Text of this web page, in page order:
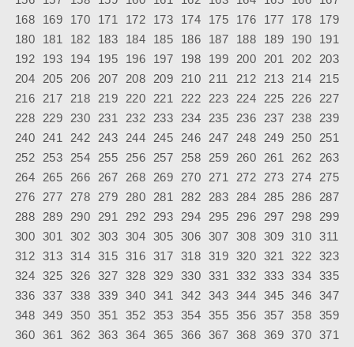
168
169 170 171 172 173 174 175 176 177 178
179
180
181 182 183 184 185 186 187 188 189 190
191
192
193 194 195 196 197 198 199 200 201 202
203
204
205 206 207 208 209 210 211 212 213 214
215
216
217 218 219 220 221 222 223 224 225 226
227
228
229 230 231 232 233 234 235 236 237 238
239
240
241 242 243 244 245 246 247 248 249 250
251
252
253 254 255 256 257 258 259 260 261 262
263
264
265 266 267 268 269 270 271 272 273 274
275
276
277 278 279 280 281 282 283 284 285 286
287
288
289 290 291 292 293 294 295 296 297 298
299
300 301 302 303 304 305 306 307 308 309 310
311
312 313 314 315 316 317 318 319 320 321 322 323
324 325 326 327 328 329 330 331 332 333 334 335
336 337 338 339 340 341 342 343 344 345 346 347
348 349 350 351 352 353 354 355 356 357 358 359
360 361 362 363 364 365 366 367 368 369 370 371